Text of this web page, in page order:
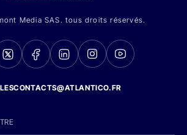
Media SAS. tous droits réservés.